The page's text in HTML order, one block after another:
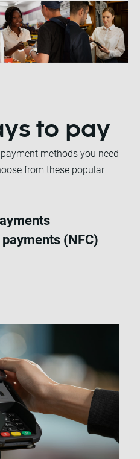
to pay
methods you need
from these popular
(NFC)